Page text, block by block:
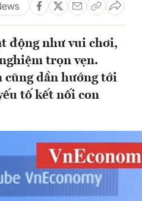
động như vui chơi,
trọn vẹn.
cũng dần hướng tới
tố kết nối con